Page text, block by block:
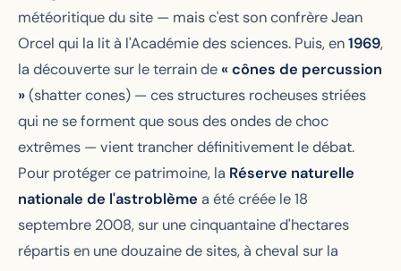
météoritique du site — mais c'est son confrère Jean
Orcel qui la lit à l'Académie des sciences. Puis, en1969,
la découverte sur le terrain de« cônes de percussion
»(shatter cones) — ces structures rocheuses striées
qui ne se forment que sous des ondes de choc
extrêmes — vient trancher définitivement le débat.
Pour protéger ce patrimoine, la Réserve naturelle
nationale de l'astroblème a été créée le 18
septembre 2008, sur une cinquantaine d'hectares
répartis en une douzaine de sites, à cheval sur la